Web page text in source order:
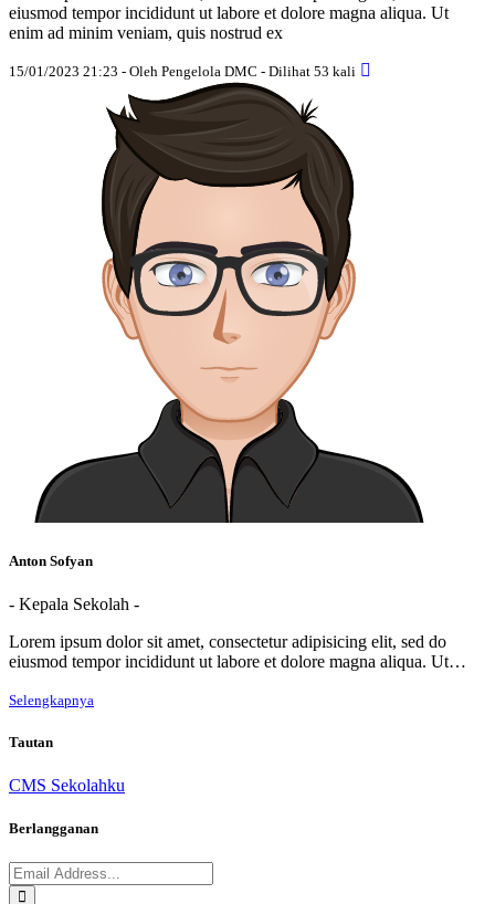
eiusmod tempor incididunt ut labore et dolore magna aliqua. Ut
enim ad minim veniam, quis nostrud ex
15/01/2023 21:23 - Oleh Pengelola DMC - Dilihat 53 kali
Anton Sofyan
- Kepala Sekolah -
Lorem ipsum dolor sit amet, consectetur adipisicing elit, sed do
eiusmod tempor incididunt ut labore et dolore magna aliqua. Ut…
Selengkapnya
Tautan
CMS Sekolahku
Berlangganan